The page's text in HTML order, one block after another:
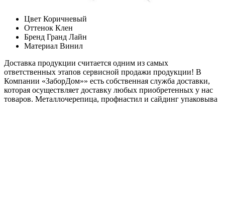
Цвет Коричневый
Оттенок Клен
Бренд Гранд Лайн
Материал Винил
Доставка продукции считается одним из самых
ответственных этапов сервисной продажи продукции! В
Компании «ЗаборДом»» есть собственная служба доставки,
которая осуществляет доставку любых приобретенных у нас
товаров. Металлочерепица, профнастил и сайдинг упаковыва